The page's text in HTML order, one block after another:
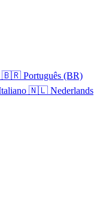
🇧🇷 Português (BR)
🇳🇱 Nederlands